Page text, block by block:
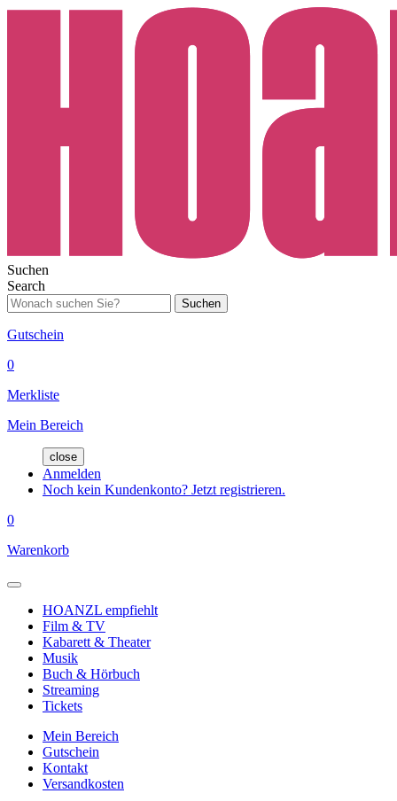
Suchen
Search
Suchen
Gutschein
0
Merkliste
Mein Bereich
close
Anmelden
Noch kein Kundenkonto? Jetzt registrieren.
0
Warenkorb
HOANZL empfiehlt
Film & TV
Kabarett & Theater
Musik
Buch & Hörbuch
Streaming
Tickets
Mein Bereich
Gutschein
Kontakt
Versandkosten